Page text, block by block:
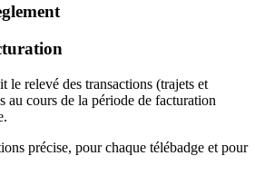
le relevé des transactions (trajets et
au cours de la période de facturation
précise, pour chaque télébadge et pour